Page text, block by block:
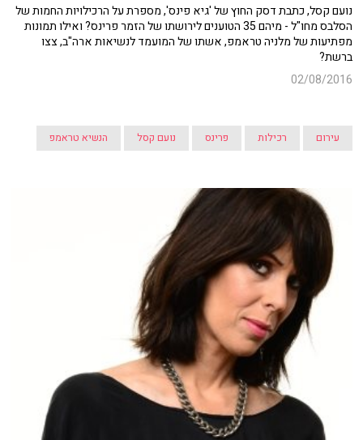
נועם קסל, כתבת דסק החוץ של 'גיא פינס', מספרת על הרכילויות החמות של
הסלבס מחו"ל - מיהם 35 הטוענים לירושתו של הזמר פרינס? ואילו תמונות
מפתיעות של מלניה טראמפ, אשתו של המועמד לנשיאות ארה"ב, צצו
ברשת?
02/08/2016
עירום רכילות פרינס נועם קסל הנשיא טראמפ